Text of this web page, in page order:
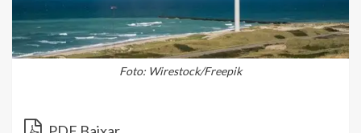
Foto: Wirestock/Freepik